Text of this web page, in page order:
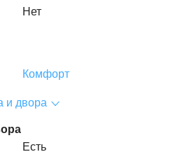
Нет
Комфорт
и двора
Есть